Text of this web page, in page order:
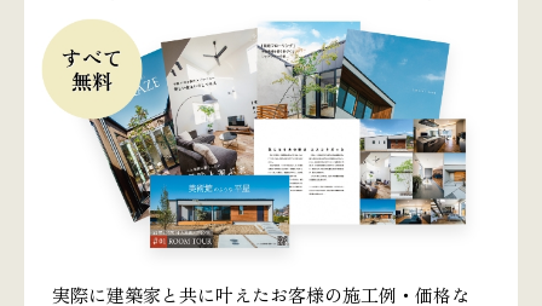
実際に建築家と共に叶えたお客様の施工例・価格な